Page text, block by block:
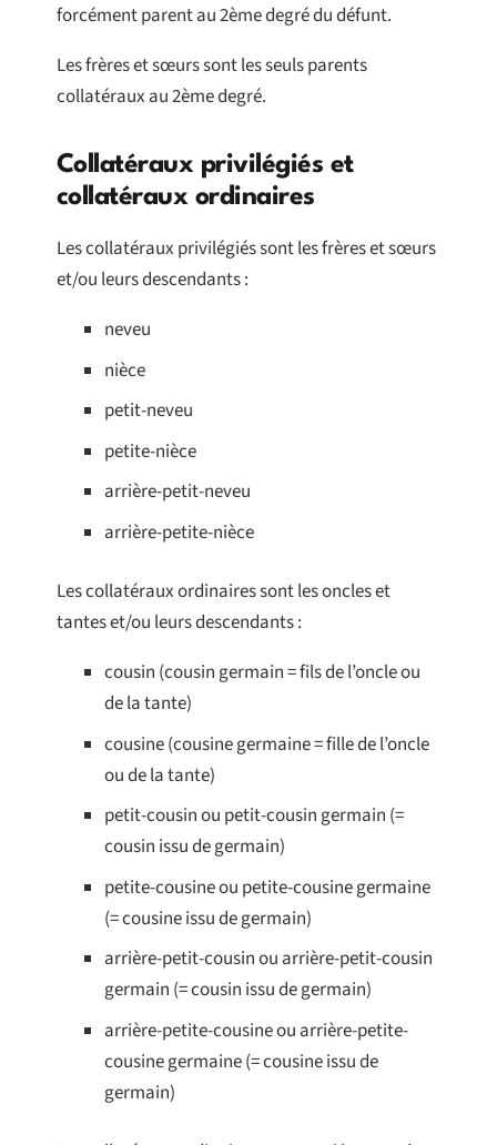
forcément parent au 2ème degré du défunt.
Les frères et sœurs sont les seuls parents
collatéraux au 2ème degré.
Collatéraux privilégiés et
collatéraux ordinaires
Les collatéraux privilégiés sont les frères et sœurs
et/ou leurs descendants :
neveu
nièce
petit-neveu
petite-nièce
arrière-petit-neveu
arrière-petite-nièce
Les collatéraux ordinaires sont les oncles et
tantes et/ou leurs descendants :
cousin (cousin germain = fils de l’oncle ou
de la tante)
cousine (cousine germaine = fille de l’oncle
ou de la tante)
petit-cousin ou petit-cousin germain (=
cousin issu de germain)
petite-cousine ou petite-cousine germaine
(= cousine issu de germain)
arrière-petit-cousin ou arrière-petit-cousin
germain (= cousin issu de germain)
arrière-petite-cousine ou arrière-petite-
cousine germaine (= cousine issu de
germain)